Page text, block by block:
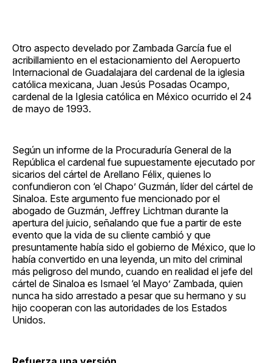
Otro aspecto develado por Zambada García fue el
acribillamiento en el estacionamiento del Aeropuerto
Internacional de Guadalajara del cardenal de la iglesia
católica mexicana, Juan Jesús Posadas Ocampo,
cardenal de la Iglesia católica en México ocurrido el 24
de mayo de 1993.
Según un informe de la Procuraduría General de la
República el cardenal fue supuestamente ejecutado por
sicarios del cártel de Arellano Félix, quienes lo
confundieron con ‘el Chapo’ Guzmán, líder del cártel de
Sinaloa. Este argumento fue mencionado por el
abogado de Guzmán, Jeffrey Lichtman durante la
apertura del juicio, señalando que fue a partir de este
evento que la vida de su cliente cambió y que
presuntamente había sido el gobierno de México, que lo
había convertido en una leyenda, un mito del criminal
más peligroso del mundo, cuando en realidad el jefe del
cártel de Sinaloa es Ismael ‘el Mayo’ Zambada, quien
nunca ha sido arrestado a pesar que su hermano y su
hijo cooperan con las autoridades de los Estados
Unidos.